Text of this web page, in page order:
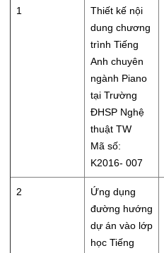
1
Thiết kế nội
dung chương
trình Tiếng
Anh chuyên
ngành Piano
tại Trường
ĐHSP Nghệ
thuật TW
Mã số:
K2016- 007
2
Ứng dụng
đường hướng
dự án vào lớp
học Tiếng